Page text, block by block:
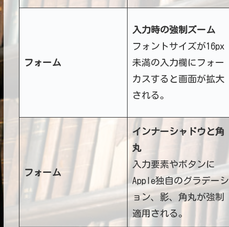
フォーム
入力時の強制ズーム
フォントサイズが16px
未満の入力欄にフォー
カスすると画面が拡大
される。
フォーム
インナーシャドウと角
丸
入力要素やボタンに
Apple独自のグラデーシ
ョン、影、角丸が強制
適用される。